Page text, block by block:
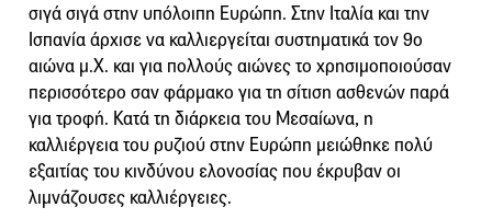
σιγά σιγά στην υπόλοιπη Ευρώπη. Στην Ιταλία και την
Ισπανία άρχισε να καλλιεργείται συστηματικά τον 9ο
αιώνα μ.Χ. και για πολλούς αιώνες το χρησιμοποιούσαν
περισσότερο σαν φάρμακο για τη σίτιση ασθενών παρά
για τροφή. Κατά τη διάρκεια του Μεσαίωνα, η
καλλιέργεια του ρυζιού στην Ευρώπη μειώθηκε πολύ
εξαιτίας του κινδύνου ελονοσίας που έκρυβαν οι
λιμνάζουσες καλλιέργειες.